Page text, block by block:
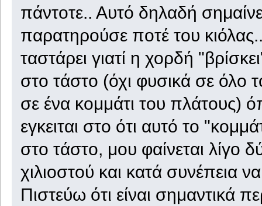
πάντοτε.. Αυτό δηλαδή
παρατηρούσε ποτέ του
ταστάρει γιατί η χορδή
στο τάστο (όχι φυσικά σε όλο
σε ένα κομμάτι του πλάτους)
εγκειται στο ότι αυτό το
στο τάστο, μου φαίνεται λίγο
χιλιοστού και κατά συνέπεια
Πιστεύω ότι είναι σημαντικά